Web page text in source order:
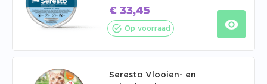
€ 33,45
Op voorraad
Seresto Vlooien- en